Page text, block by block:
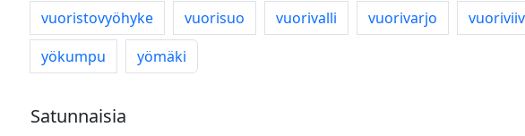
vuoristovyöhyke
vuorisuo vuorivalli vuorivarjo
yökumpu
yömäki
Satunnaisia